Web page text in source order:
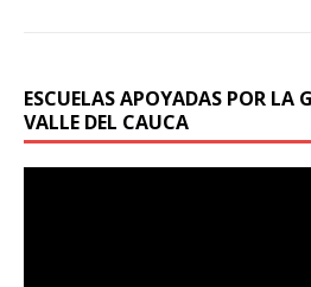
ESCUELAS APOYADAS POR LA
VALLE DEL CAUCA